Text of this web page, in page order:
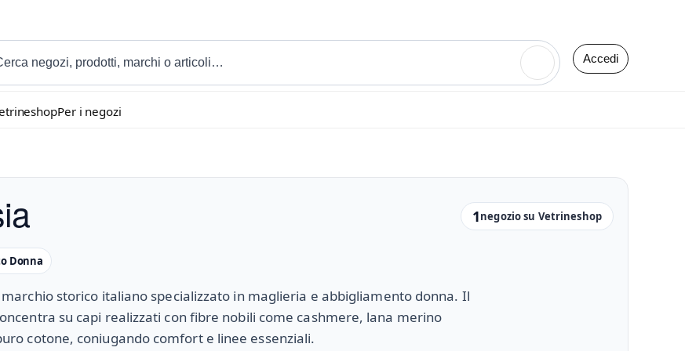
Accedi
Per i negozi
1negozio su Vetrineshop
Donna
marchio storico italiano specializzato in maglieria e abbigliamento donna. Il
su capi realizzati con fibre nobili come cashmere, lana merino
cotone, coniugando comfort e linee essenziali.